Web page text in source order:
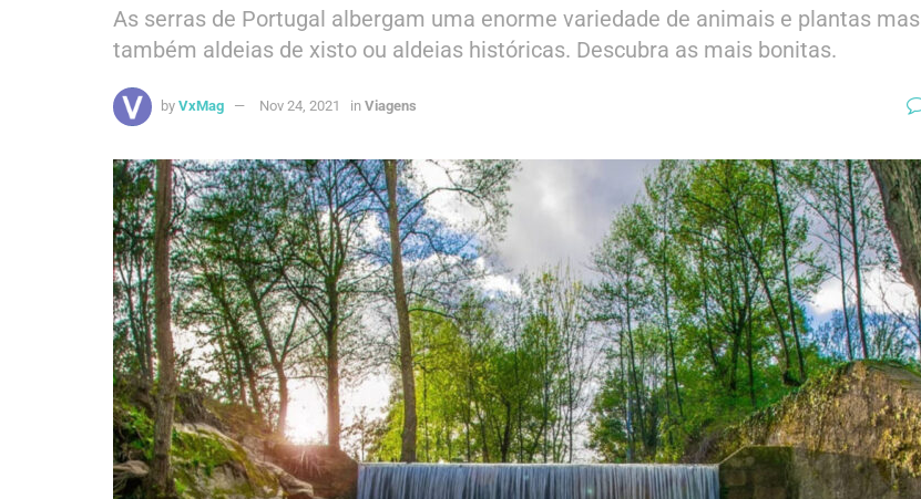
As serras de Portugal albergam uma enorme variedade de animais e plantas mas
também aldeias de xisto ou aldeias históricas. Descubra as mais bonitas.
by VxMag Nov 24, 2021 in Viagens